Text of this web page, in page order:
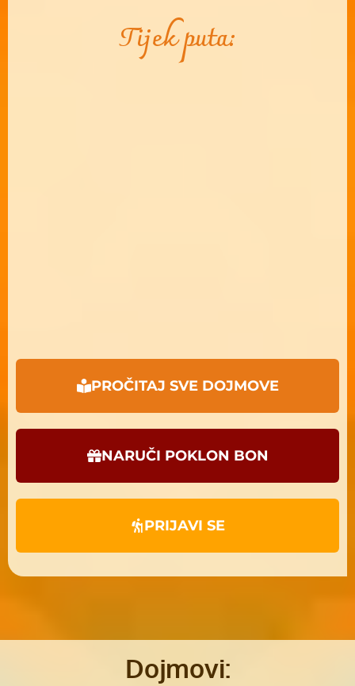
Tijek puta:
PROČITAJ SVE DOJMOVE
NARUČI POKLON BON
PRIJAVI SE
Dojmovi: